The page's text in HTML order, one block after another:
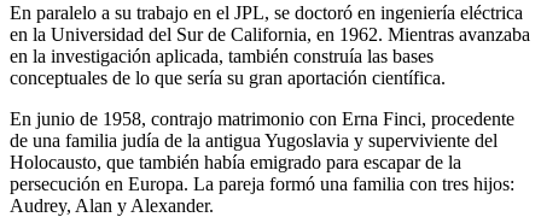
En paralelo a su trabajo en el JPL, se doctoró en ingeniería eléctrica
en la Universidad del Sur de California, en 1962. Mientras avanzaba
en la investigación aplicada, también construía las bases
conceptuales de lo que sería su gran aportación científica.
En junio de 1958, contrajo matrimonio con Erna Finci, procedente
de una familia judía de la antigua Yugoslavia y superviviente del
Holocausto, que también había emigrado para escapar de la
persecución en Europa. La pareja formó una familia con tres hijos:
Audrey, Alan y Alexander.